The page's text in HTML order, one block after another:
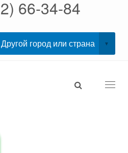
66-34-84